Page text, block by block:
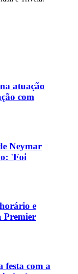
atuação
com
Neymar
'Foi
e
Premier
festa com a